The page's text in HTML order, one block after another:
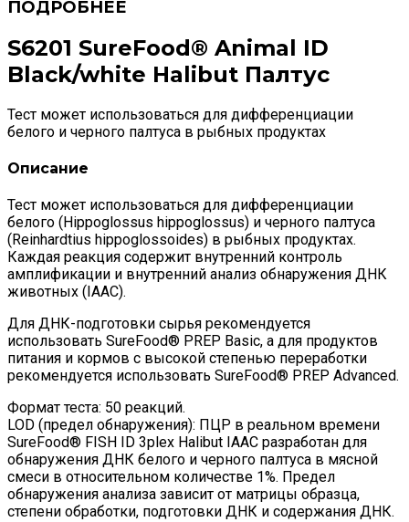
S6201 SureFood® Animal ID
Black/white Halibut Палтус
Тест может использоваться для дифференциации
белого и черного палтуса в рыбных продуктах
Описание
Тест может использоваться для дифференциации
белого (Hippoglossus hippoglossus) и черного палтуса
(Reinhardtius hippoglossoides) в рыбных продуктах.
Каждая реакция содержит внутренний контроль
амплификации и внутренний анализ обнаружения ДНК
животных (IAAC).
Для ДНК-подготовки сырья рекомендуется
использовать SureFood® PREP Basic, а для продуктов
питания и кормов с высокой степенью переработки
рекомендуется использовать SureFood® PREP Advanced.
Формат теста: 50 реакций.
LOD (предел обнаружения): ПЦР в реальном времени
SureFood® FISH ID 3plex Halibut IAAC разработан для
обнаружения ДНК белого и черного палтуса в мясной
смеси в относительном количестве 1%. Предел
обнаружения анализа зависит от матрицы образца,
степени обработки, подготовки ДНК и содержания ДНК.